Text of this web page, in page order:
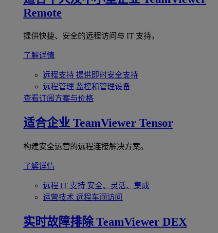
Remote
提供快捷、安全的远程访问与 IT 支持。
了解详情
远程支持 提供即时安全支持
远程管理 监控和管理设备
查看订阅方案与价格
适合企业 TeamViewer Tensor
构建安全运营的远程连接解决方案。
了解详情
远程 IT 支持 安全、灵活、集成
运营技术 远程车间访问
实时故障排除 TeamViewer DEX